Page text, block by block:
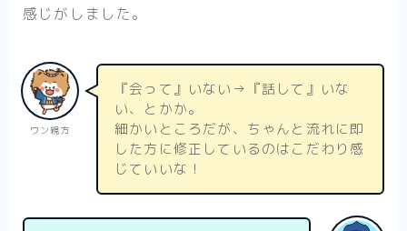
感じがしました。
ワン親方
『会って』いない→『話して』いな
い、とかか。
細かいところだが、ちゃんと流れに即
した方に修正しているのはこだわり感
じていいな！